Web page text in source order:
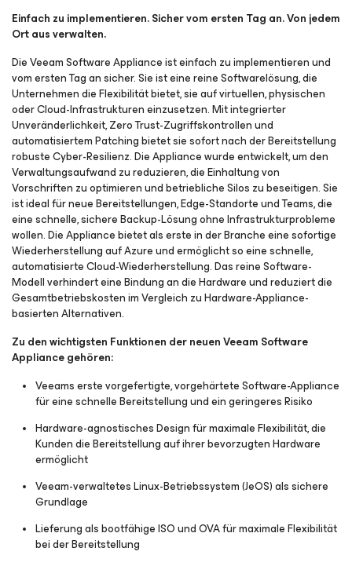
Einfach zu implementieren. Sicher vom ersten Tag an. Von jedem
Ort aus verwalten.
Die Veeam Software Appliance ist einfach zu implementieren und
vom ersten Tag an sicher. Sie ist eine reine Softwarelösung, die
Unternehmen die Flexibilität bietet, sie auf virtuellen, physischen
oder Cloud-Infrastrukturen einzusetzen. Mit integrierter
Unveränderlichkeit, Zero Trust-Zugriffskontrollen und
automatisiertem Patching bietet sie sofort nach der Bereitstellung
robuste Cyber-Resilienz. Die Appliance wurde entwickelt, um den
Verwaltungsaufwand zu reduzieren, die Einhaltung von
Vorschriften zu optimieren und betriebliche Silos zu beseitigen. Sie
ist ideal für neue Bereitstellungen, Edge-Standorte und Teams, die
eine schnelle, sichere Backup-Lösung ohne Infrastrukturprobleme
wollen. Die Appliance bietet als erste in der Branche eine sofortige
Wiederherstellung auf Azure und ermöglicht so eine schnelle,
automatisierte Cloud-Wiederherstellung. Das reine Software-
Modell verhindert eine Bindung an die Hardware und reduziert die
Gesamtbetriebskosten im Vergleich zu Hardware-Appliance-
basierten Alternativen.
Zu den wichtigsten Funktionen der neuen Veeam Software
Appliance gehören:
Veeams erste vorgefertigte, vorgehärtete Software-Appliance
für eine schnelle Bereitstellung und ein geringeres Risiko
Hardware-agnostisches Design für maximale Flexibilität, die
Kunden die Bereitstellung auf ihrer bevorzugten Hardware
ermöglicht
Veeam-verwaltetes Linux-Betriebssystem (JeOS) als sichere
Grundlage
Lieferung als bootfähige ISO und OVA für maximale Flexibilität
bei der Bereitstellung